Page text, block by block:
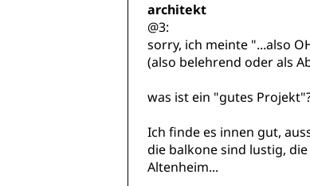
architekt
@3:
sorry, ich meinte "...also
(also belehrend oder als
was ist ein "gutes
Ich finde es innen gut,
die balkone sind lustig,
Altenheim...